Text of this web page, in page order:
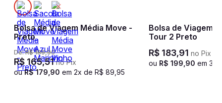
Bolsa de Viagem Média Move -
Preto
De:R$ 189,90
R$ 165,51no Pix
ouR$ 179 90 em 2x de R$ 89 95
Bolsa de Viagem
Tour 2 Preto
R$ 183,91 no Pix
ou R$ 199 90 em 3